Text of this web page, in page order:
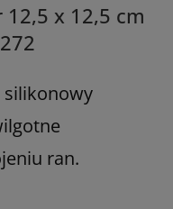
x 12,5 cm
silikonowy
ran.